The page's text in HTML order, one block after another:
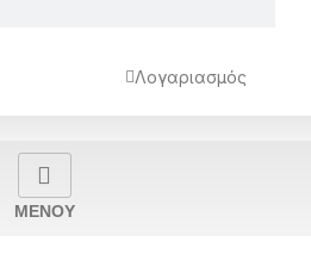
Λογαριασμός
MENOY